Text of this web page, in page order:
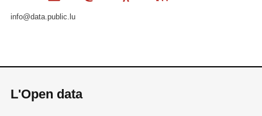
info@data.public.lu
L'Open data